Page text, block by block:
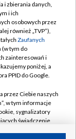
i zbierania danych,
i ich
osobowych przez
również „TVP”),
Zaufanych
(w tym do
zainteresowań i
poniżej, a
PPID do Google.
przez Ciebie naszych
w tym informacje
sygnalizatory
świadczenie